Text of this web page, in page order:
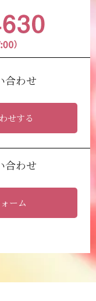
合わせ
せする
合わせ
ーム